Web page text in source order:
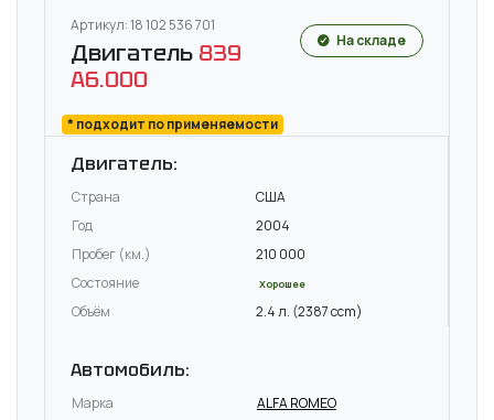
Артикул: 18 102 536 701
Двигатель 839
A6.000
* подходит по применяемости
На складе
Двигатель:
Страна
США
Год
2004
Пробег (км.)
210 000
Состояние
Хорошее
Объём 2.4 л. (2387 ccm)
Автомобиль:
Марка
ALFA ROMEO